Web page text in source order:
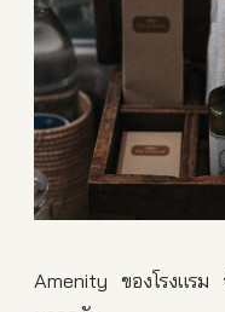
Amenity ของโรงแรม